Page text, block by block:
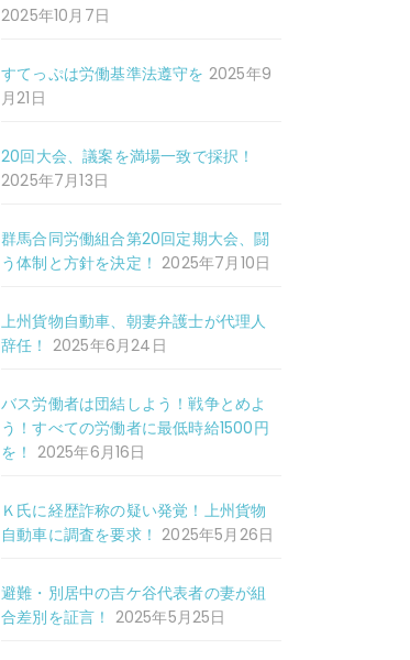
2025年10月7日
すてっぷは労働基準法遵守を 2025年9
月21日
20回大会、議案を満場一致で採択！
2025年7月13日
群馬合同労働組合第20回定期大会、闘
う体制と方針を決定！ 2025年7月10日
上州貨物自動車、朝妻弁護士が代理人
辞任！ 2025年6月24日
バス労働者は団結しよう！戦争とめよ
う！すべての労働者に最低時給1500円
を！ 2025年6月16日
Ｋ氏に経歴詐称の疑い発覚！上州貨物
自動車に調査を要求！ 2025年5月26日
避難・別居中の吉ケ谷代表者の妻が組
合差別を証言！ 2025年5月25日